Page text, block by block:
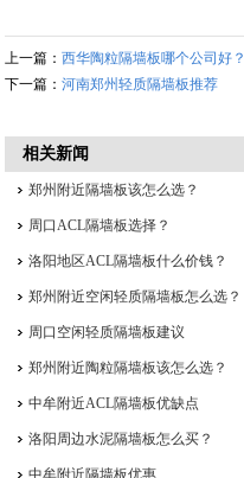
上一篇：西华陶粒隔墙板哪个公司好？
下一篇：河南郑州轻质隔墙板推荐
相关新闻
郑州附近隔墙板该怎么选？
周口ACL隔墙板选择？
洛阳地区ACL隔墙板什么价钱？
郑州附近空闲轻质隔墙板怎么选？
周口空闲轻质隔墙板建议
郑州附近陶粒隔墙板该怎么选？
中牟附近ACL隔墙板优缺点
洛阳周边水泥隔墙板怎么买？